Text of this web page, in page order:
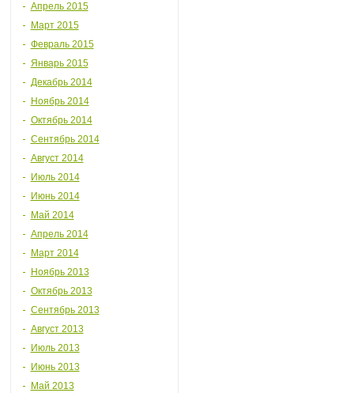
Апрель 2015
Март 2015
Февраль 2015
Январь 2015
Декабрь 2014
Ноябрь 2014
Октябрь 2014
Сентябрь 2014
Август 2014
Июль 2014
Июнь 2014
Май 2014
Апрель 2014
Март 2014
Ноябрь 2013
Октябрь 2013
Сентябрь 2013
Август 2013
Июль 2013
Июнь 2013
Май 2013